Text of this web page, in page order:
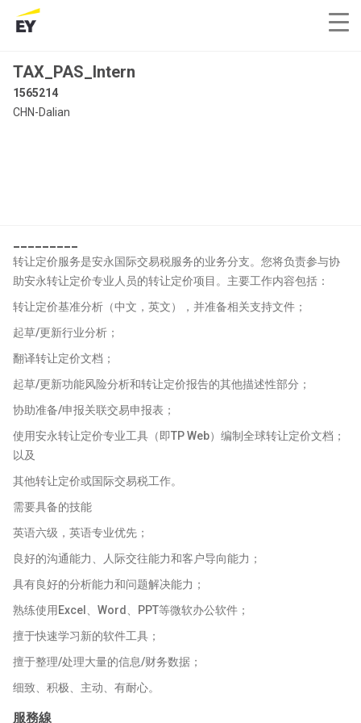
TAX_PAS_Intern
1565214
CHN-Dalian
转让定价服务是安永国际交易税服务的业务分支。您将负责参与协
助安永转让定价专业人员的转让定价项目。主要工作内容包括：
转让定价基准分析（中文，英文），并准备相关支持文件；
起草/更新行业分析；
翻译转让定价文档；
起草/更新功能风险分析和转让定价报告的其他描述性部分；
协助准备/申报关联交易申报表；
使用安永转让定价专业工具（即TP Web）编制全球转让定价文档；
以及
其他转让定价或国际交易税工作。
需要具备的技能
英语六级，英语专业优先；
良好的沟通能力、人际交往能力和客户导向能力；
具有良好的分析能力和问题解决能力；
熟练使用Excel、Word、PPT等微软办公软件；
擅于快速学习新的软件工具；
擅于整理/处理大量的信息/财务数据；
细致、积极、主动、有耐心。
服務線